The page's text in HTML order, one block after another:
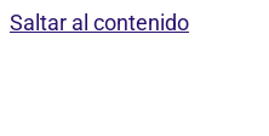
Saltar al contenido